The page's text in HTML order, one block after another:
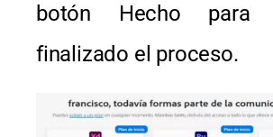
botón Hecho
finalizado el proceso.